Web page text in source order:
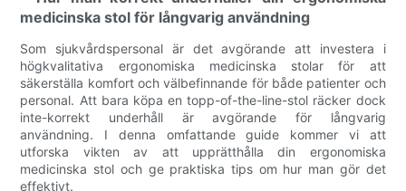
medicinska stol för långvarig användning
Som sjukvårdspersonal är det avgörande att investera i
högkvalitativa ergonomiska medicinska stolar för att
säkerställa komfort och välbefinnande för både patienter och
personal. Att bara köpa en topp-of-the-line-stol räcker dock
inte-korrekt underhåll är avgörande för långvarig
användning. I denna omfattande guide kommer vi att
utforska vikten av att upprätthålla din ergonomiska
medicinska stol och ge praktiska tips om hur man gör det
effektivt.